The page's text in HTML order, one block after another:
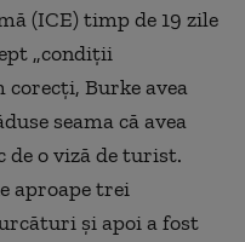
(ICE) timp de 19 zile
„condiții
corecți, Burke avea
seama că avea
de o viză de turist.
aproape trei
și apoi a fost